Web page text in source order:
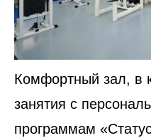
Комфортный зал, в
занятия с
программам